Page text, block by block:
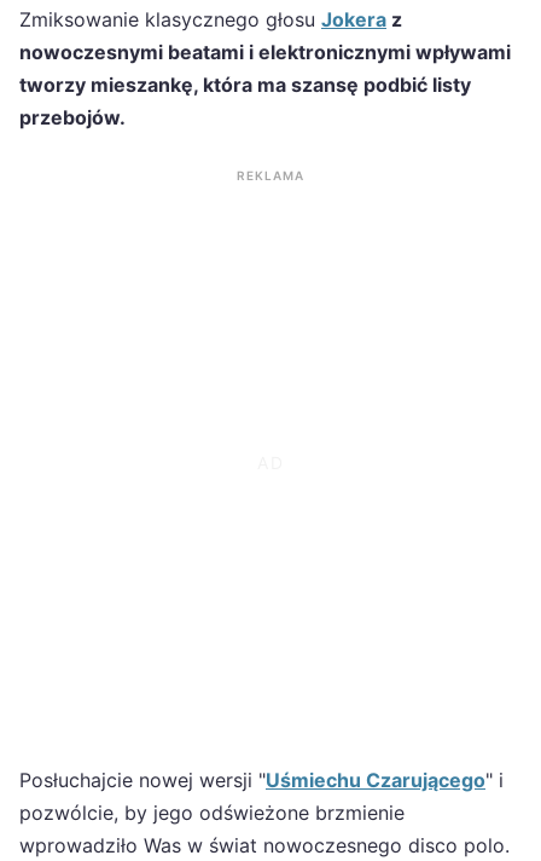
Zmiksowanie klasycznego głosu Jokera z
nowoczesnymi beatami i elektronicznymi wpływami
tworzy mieszankę, która ma szansę podbić listy
przebojów.
REKLAMA
Posłuchajcie nowej wersji "Uśmiechu Czarującego" i
pozwólcie, by jego odświeżone brzmienie
wprowadziło Was w świat nowoczesnego disco polo.